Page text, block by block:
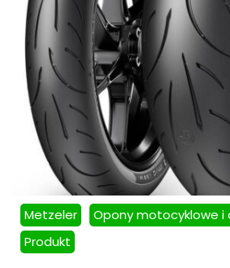
Metzeler
Opony motocyklowe i
Produkt